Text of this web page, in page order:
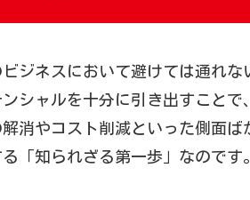
ジネスにおいて避けては通れ
シャルを十分に引き出すこと
消やコスト削減といった側面
「知られざる第一歩」なのです。